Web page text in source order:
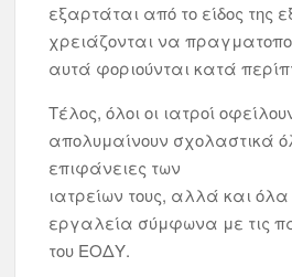
εξαρτάται από το είδος της
χρειάζονται να
αυτά φοριούνται κατά
Τέλος, όλοι οι ιατροί
απολυμαίνουν σχολαστικά
επιφάνειες των
ιατρείων τους, αλλά και όλα
εργαλεία σύμφωνα με τις
του ΕΟΔΥ.